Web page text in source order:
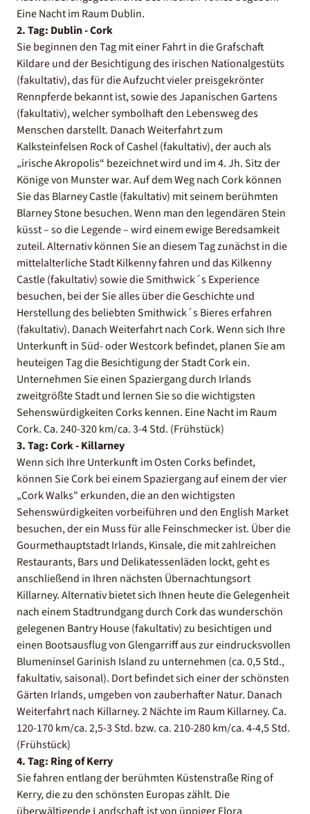
Eine Nacht im Raum Dublin.
2. Tag: Dublin - Cork
Sie beginnen den Tag mit einer Fahrt in die Grafschaft
Kildare und der Besichtigung des irischen Nationalgestüts
(fakultativ), das für die Aufzucht vieler preisgekrönter
Rennpferde bekannt ist, sowie des Japanischen Gartens
(fakultativ), welcher symbolhaft den Lebensweg des
Menschen darstellt. Danach Weiterfahrt zum
Kalksteinfelsen Rock of Cashel (fakultativ), der auch als
„irische Akropolis“ bezeichnet wird und im 4. Jh. Sitz der
Könige von Munster war. Auf dem Weg nach Cork können
Sie das Blarney Castle (fakultativ) mit seinem berühmten
Blarney Stone besuchen. Wenn man den legendären Stein
küsst – so die Legende – wird einem ewige Beredsamkeit
zuteil. Alternativ können Sie an diesem Tag zunächst in die
mittelalterliche Stadt Kilkenny fahren und das Kilkenny
Castle (fakultativ) sowie die Smithwick´s Experience
besuchen, bei der Sie alles über die Geschichte und
Herstellung des beliebten Smithwick´s Bieres erfahren
(fakultativ). Danach Weiterfahrt nach Cork. Wenn sich Ihre
Unterkunft in Süd- oder Westcork befindet, planen Sie am
heuteigen Tag die Besichtigung der Stadt Cork ein.
Unternehmen Sie einen Spaziergang durch Irlands
zweitgrößte Stadt und lernen Sie so die wichtigsten
Sehenswürdigkeiten Corks kennen. Eine Nacht im Raum
Cork. Ca. 240-320 km/ca. 3-4 Std. (Frühstück)
3. Tag: Cork - Killarney
Wenn sich Ihre Unterkunft im Osten Corks befindet,
können Sie Cork bei einem Spaziergang auf einem der vier
„Cork Walks" erkunden, die an den wichtigsten
Sehenswürdigkeiten vorbeiführen und den English Market
besuchen, der ein Muss für alle Feinschmecker ist. Über die
Gourmethauptstadt Irlands, Kinsale, die mit zahlreichen
Restaurants, Bars und Delikatessenläden lockt, geht es
anschließend in Ihren nächsten Übernachtungsort
Killarney. Alternativ bietet sich Ihnen heute die Gelegenheit
nach einem Stadtrundgang durch Cork das wunderschön
gelegenen Bantry House (fakultativ) zu besichtigen und
einen Bootsausflug von Glengarriff aus zur eindrucksvollen
Blumeninsel Garinish Island zu unternehmen (ca. 0,5 Std.,
fakultativ, saisonal). Dort befindet sich einer der schönsten
Gärten Irlands, umgeben von zauberhafter Natur. Danach
Weiterfahrt nach Killarney. 2 Nächte im Raum Killarney. Ca.
120-170 km/ca. 2,5-3 Std. bzw. ca. 210-280 km/ca. 4-4,5 Std.
(Frühstück)
4. Tag: Ring of Kerry
Sie fahren entlang der berühmten Küstenstraße Ring of
Kerry, die zu den schönsten Europas zählt. Die